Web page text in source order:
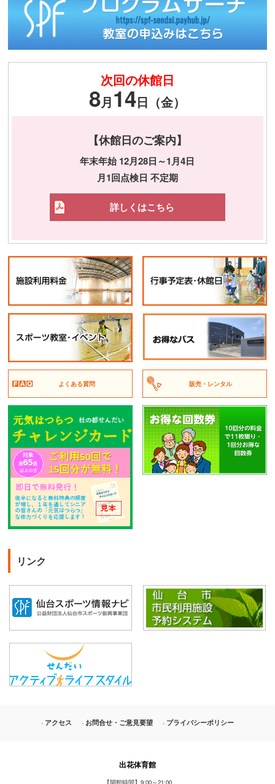
次回の休館日
8月14日（金）
【休館日のご案内】
年末年始 12月28日～1月4日
月1回点検日 不定期
詳しくはこちら
よくある質問 販売・レンタル
リンク
アクセス お問合せ・ご意見要望 プライバシーポリシー
出花体育館
【開館時間】9:00～21:00